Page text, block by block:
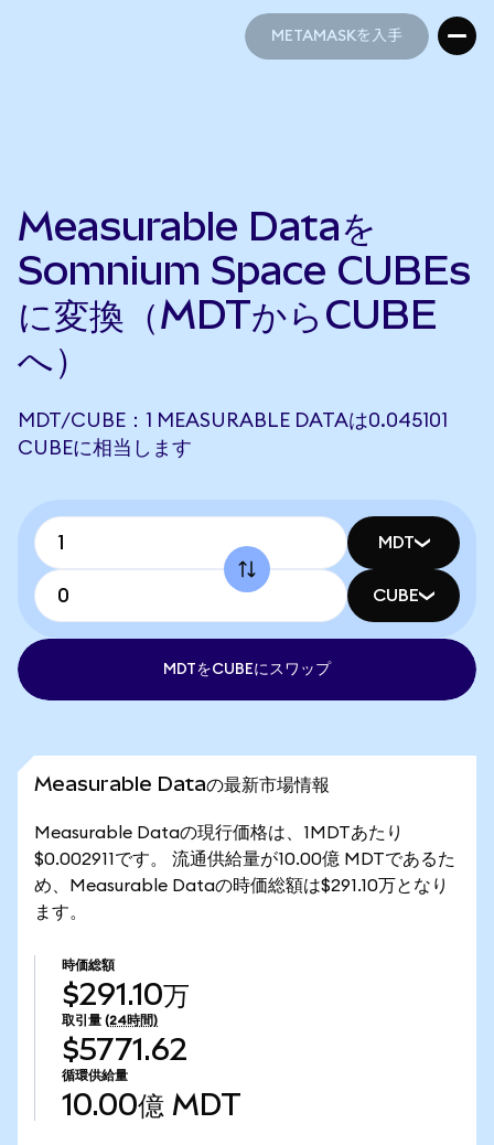
METAMASKを入手
Measurable Dataを
Somnium Space CUBEs
に変換（MDTからCUBE
へ）
MDT/CUBE：1 MEASURABLE DATAは0.045101
CUBEに相当します
MDT
CUBE
MDTをCUBEにスワップ
Measurable Dataの最新市場情報
Measurable Dataの現行価格は、1MDTあたり
$0.002911です。 流通供給量が10.00億 MDTであるた
め、Measurable Dataの時価総額は$291.10万となり
ます。
時価総額
$291.10万
取引量 (24時間)
$5771.62
循環供給量
10.00億 MDT